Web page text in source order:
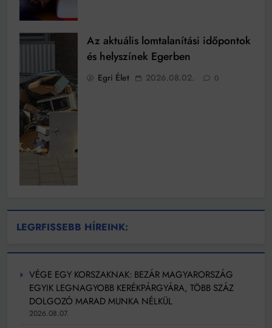
Az aktuális lomtalanítási időpontok
és helyszínek Egerben
Egri Élet 2026.08.02. 0
LEGRFISSEBB HÍREINK:
VÉGE EGY KORSZAKNAK: BEZÁR MAGYARORSZÁG
EGYIK LEGNAGYOBB KERÉKPÁRGYÁRA, TÖBB SZÁZ
DOLGOZÓ MARAD MUNKA NÉLKÜL
2026.08.07.